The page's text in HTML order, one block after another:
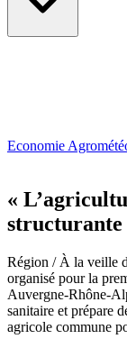
Economie
«
structurante
Région / À la veille
organisé pour la
Auvergne-Rhône-
sanitaire et prépare
agricole commune